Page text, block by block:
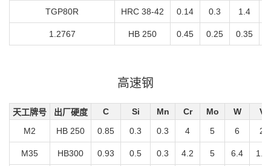
TGP80R HRC 38-42 0.14 0.3 1.4
1.2767 HB 250 0.45 0.25 0.35
高速钢
天工牌号 出厂硬度 C Si Mn Cr Mo W
V
M2
HB 250 0.85 0.3 0.3 4 5 6 2
M35 HB300 0.93 0.5 0.3 4.2 5 6.4 1.8